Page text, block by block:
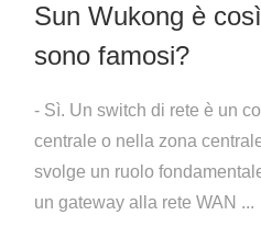
Sun Wukong è
sono famosi?
- Sì. Un switch di rete è un
centrale o nella zona
svolge un ruolo
un gateway alla rete WAN ...